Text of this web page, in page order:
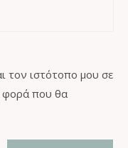
τον ιστότοπο μου σε
φορά που θα